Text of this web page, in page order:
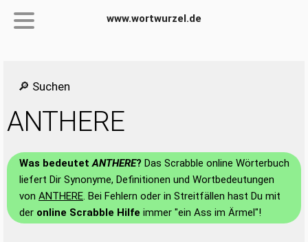
www.wortwurzel.de
🔎 Suchen
ANTHERE
Was bedeutetANTHERE? Das Scrabble online Wörterbuch
liefert Dir Synonyme, Definitionen und Wortbedeutungen
von ANTHERE. Bei Fehlern oder in Streitfällen hast Du mit
der online Scrabble Hilfe immer "ein Ass im Ärmel"!